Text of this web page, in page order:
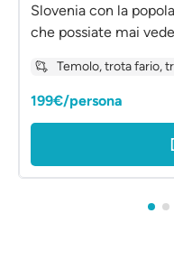
Slovenia con la
che possiate mai
Temolo, trota fario,
199€/persona